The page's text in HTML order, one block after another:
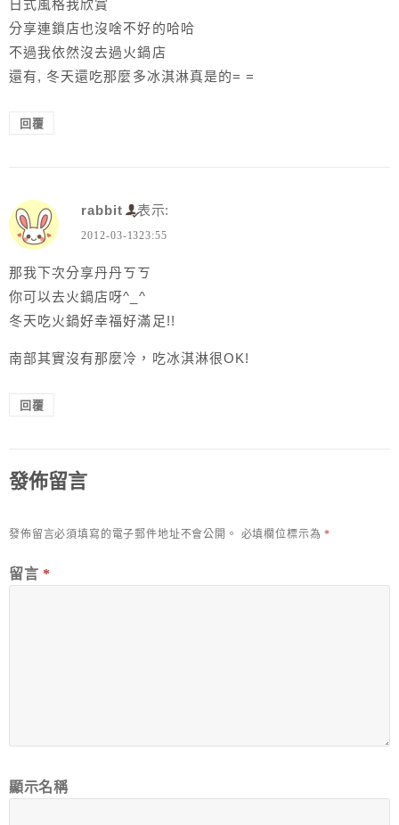
日式風格我欣賞
分享連鎖店也沒啥不好的哈哈
不過我依然沒去過火鍋店
還有, 冬天還吃那麼多冰淇淋真是的= =
回覆
rabbit 表示:
2012-03-1323:55
那我下次分享丹丹ㄎㄎ
你可以去火鍋店呀^_^
冬天吃火鍋好幸福好滿足!!
南部其實沒有那麼冷，吃冰淇淋很OK!
回覆
發佈留言
發佈留言必須填寫的電子郵件地址不會公開。 必填欄位標示為*
留言 *
顯示名稱